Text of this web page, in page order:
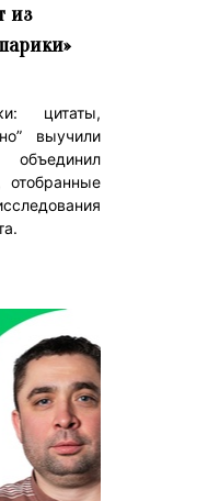
из
цитаты,
выучили
отобранные